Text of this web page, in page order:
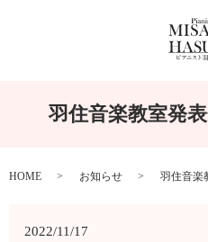
羽住音楽教室発
HOME お知らせ 羽住音楽
2022/11/17